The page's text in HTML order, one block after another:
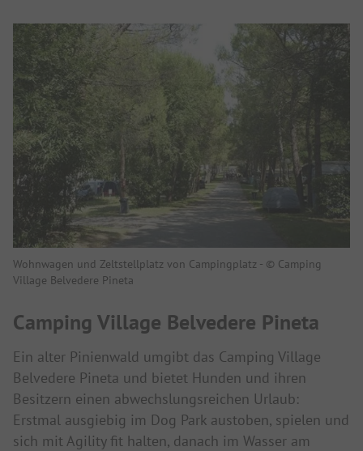
Wohnwagen und Zeltstellplatz von Campingplatz - © Camping
Village Belvedere Pineta
Camping Village Belvedere Pineta
Ein alter Pinienwald umgibt das Camping Village
Belvedere Pineta und bietet Hunden und ihren
Besitzern einen abwechslungsreichen Urlaub:
Erstmal ausgiebig im Dog Park austoben, spielen und
sich mit Agility fit halten, danach im Wasser am